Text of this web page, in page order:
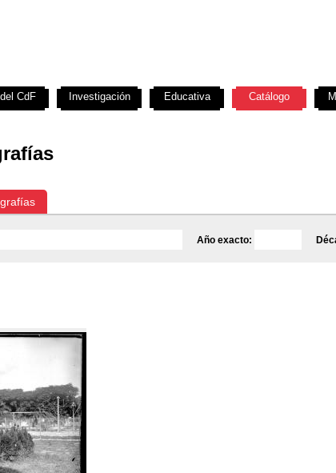
Año exacto:
CdF Investigación Educativa Catálogo